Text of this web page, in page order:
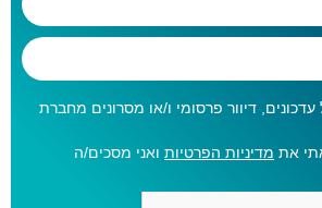
דיוור פרסומי ו/או מסרונים מחברת
את מדיניות הפרטיות ואני מסכים/ה